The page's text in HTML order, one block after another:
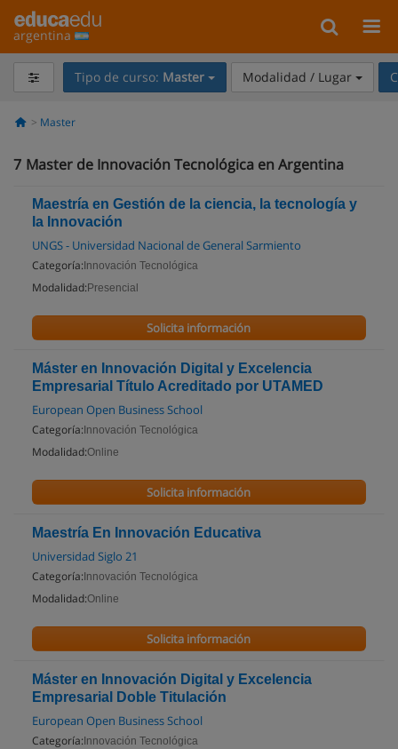
argentina
Tipo de curso: Master Modalidad / Lugar
Master
7 Master de Innovación Tecnológica en Argentina
Maestría en Gestión de la ciencia, la tecnología y
la Innovación
UNGS - Universidad Nacional de General Sarmiento
Categoría: Innovación Tecnológica
Modalidad: Presencial
Solicita información
Máster en Innovación Digital y Excelencia
Empresarial Título Acreditado por UTAMED
European Open Business School
Categoría: Innovación Tecnológica
Modalidad:Online
Solicita información
Maestría En Innovación Educativa
Universidad Siglo 21
Categoría: Innovación Tecnológica
Modalidad:Online
Solicita información
Máster en Innovación Digital y Excelencia
Empresarial Doble Titulación
European Open Business School
Categoría: Innovación Tecnológica